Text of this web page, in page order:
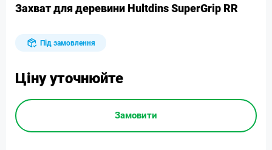
Захват для деревини Hultdins SuperGrip RR
Під замовлення
Ціну уточнюйте
Замовити